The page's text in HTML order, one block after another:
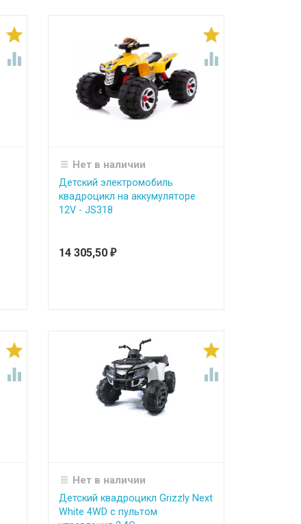




Нет в наличии
Детский электромобиль
квадроцикл на аккумуляторе
12V - JS318
14 305,50 ₽




Нет в наличии
Детский квадроцикл Grizzly Next
White 4WD с пультом